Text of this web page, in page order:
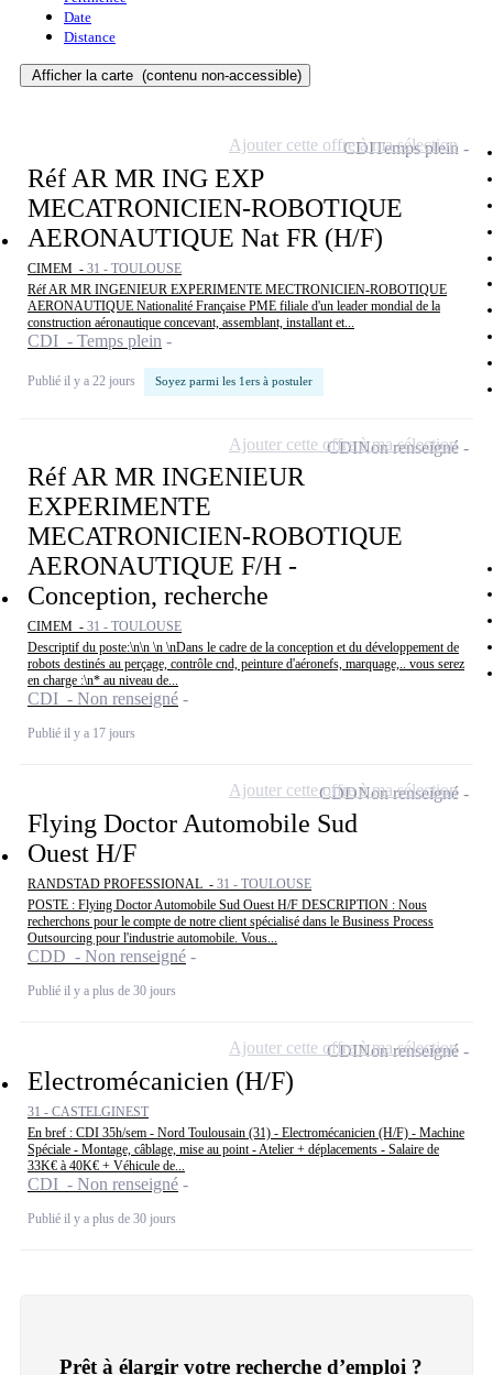
Date
Distance
Afficher la carte (contenu non-accessible)
Réf AR MR ING EXP
MECATRONICIEN-ROBOTIQUE
AERONAUTIQUE Nat FR (H/F)
CIMEM - 31 - TOULOUSE
Réf AR MR INGENIEUR EXPERIMENTE MECTRONICIEN-ROBOTIQUE
AERONAUTIQUE Nationalité Française PME filiale d'un leader mondial de la
construction aéronautique concevant, assemblant, installant et...
CDI - Temps plein
Publié il y a 22 jours Soyez parmi les 1ers à postuler
CDITemps plein
Ajouter cette offre à ma sélection
Réf AR MR INGENIEUR
EXPERIMENTE
MECATRONICIEN-ROBOTIQUE
AERONAUTIQUE F/H -
Conception, recherche
CIMEM - 31 - TOULOUSE
Descriptif du poste:\n\n \n \nDans le cadre de la conception et du développement de
robots destinés au perçage, contrôle cnd, peinture d'aéronefs, marquage,.. vous serez
en charge :\n* au niveau de...
CDI - Non renseigné
Publié il y a 17 jours
CDINon renseigné
Ajouter cette offre à ma sélection
Flying Doctor Automobile Sud
Ouest H/F
RANDSTAD PROFESSIONAL - 31 - TOULOUSE
POSTE : Flying Doctor Automobile Sud Ouest H/F DESCRIPTION : Nous
recherchons pour le compte de notre client spécialisé dans le Business Process
Outsourcing pour l'industrie automobile. Vous...
CDD - Non renseigné
Publié il y a plus de 30 jours
CDDNon renseigné
Ajouter cette offre à ma sélection
Electromécanicien (H/F)
31 - CASTELGINEST
En bref : CDI 35h/sem - Nord Toulousain (31) - Electromécanicien (H/F) - Machine
Spéciale - Montage, câblage, mise au point - Atelier + déplacements - Salaire de
33K€ à 40K€ + Véhicule de...
CDI - Non renseigné
Publié il y a plus de 30 jours
CDINon renseigné
Ajouter cette offre à ma sélection
Prêt à élargir votre recherche d’emploi ?